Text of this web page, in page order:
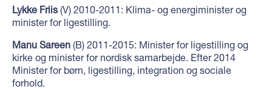
Lykke Friis (V) 2010-2011: Klima- og energiminister og
minister for ligestilling.
Manu Sareen (B) 2011-2015: Minister for ligestilling og
kirke og minister for nordisk samarbejde. Efter 2014
Minister for børn, ligestilling, integration og sociale
forhold.